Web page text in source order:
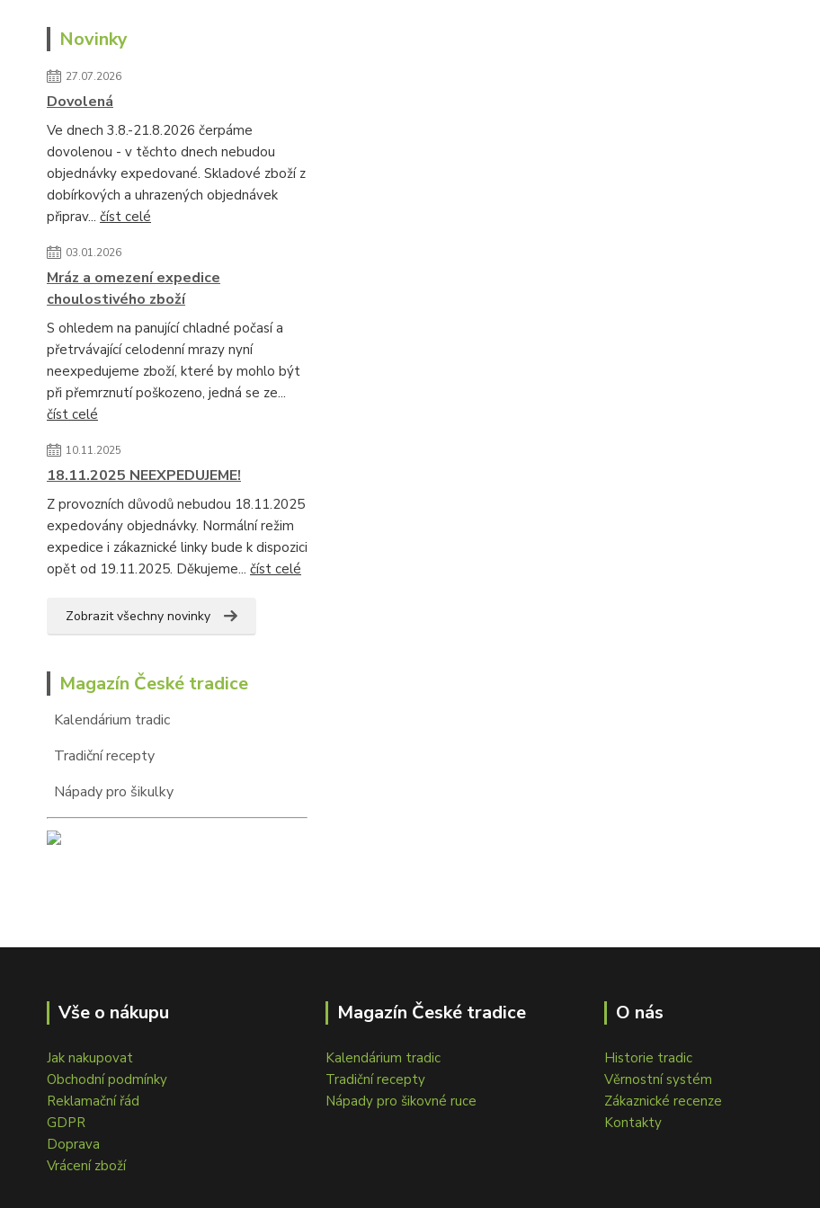
Novinky
27.07.2026
Dovolená
Ve dnech 3.8.-21.8.2026 čerpáme
dovolenou - v těchto dnech nebudou
objednávky expedované. Skladové zboží z
dobírkových a uhrazených objednávek
připrav... číst celé
03.01.2026
Mráz a omezení expedice
choulostivého zboží
S ohledem na panující chladné počasí a
přetrvávající celodenní mrazy nyní
neexpedujeme zboží, které by mohlo být
při přemrznutí poškozeno, jedná se ze...
číst celé
10.11.2025
18.11.2025 NEEXPEDUJEME!
Z provozních důvodů nebudou 18.11.2025
expedovány objednávky. Normální režim
expedice i zákaznické linky bude k dispozici
opět od 19.11.2025. Děkujeme... číst celé
Zobrazit všechny novinky
Magazín České tradice
Kalendárium tradic
Tradiční recepty
Nápady pro šikulky
Vše o nákupu
Jak nakupovat
Obchodní podmínky
Reklamační řád
GDPR
Doprava
Vrácení zboží
Magazín České tradice
Kalendárium tradic
Tradiční recepty
Nápady pro šikovné ruce
O nás
Historie tradic
Věrnostní systém
Zákaznické recenze
Kontakty